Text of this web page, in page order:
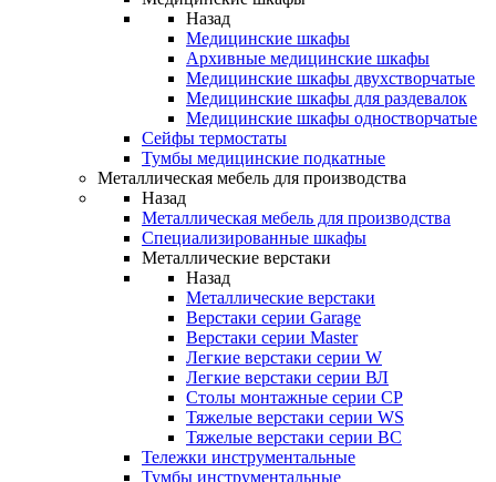
Назад
Медицинские шкафы
Архивные медицинские шкафы
Медицинские шкафы двухстворчатые
Медицинские шкафы для раздевалок
Медицинские шкафы одностворчатые
Сейфы термостаты
Тумбы медицинские подкатные
Металлическая мебель для производства
Назад
Металлическая мебель для производства
Cпециализированные шкафы
Металлические верстаки
Назад
Металлические верстаки
Верстаки серии Garage
Верстаки серии Master
Легкие верстаки серии W
Легкие верстаки серии ВЛ
Столы монтажные серии СР
Тяжелые верстаки серии WS
Тяжелые верстаки серии ВС
Тележки инструментальные
Тумбы инструментальные